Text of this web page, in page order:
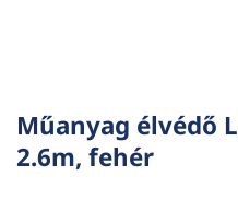
Műanyag élvédő
2.6m, fehér